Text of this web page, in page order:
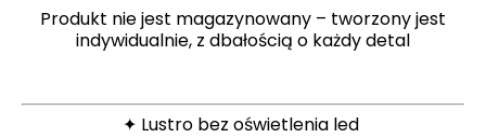
Produkt nie jest magazynowany – tworzony jest
indywidualnie, z dbałością o każdy detal
✦ Lustro bez oświetlenia led